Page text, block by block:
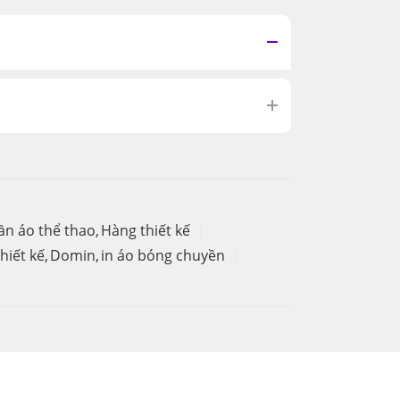
áo thể thao,Hàng thiết kế
kế,Domin,in áo bóng chuyền